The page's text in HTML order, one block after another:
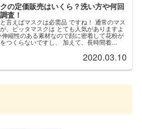
の定価販売はいくら？洗い方や何回
査！
言えばマスクは必需品 ですね！ 通常のマス
、ピッタマスクは とても人気がありますよ
縮性のある素材なので顔に密着して花粉が
つくらないですし、 加えて、長時間着...
2020.03.10